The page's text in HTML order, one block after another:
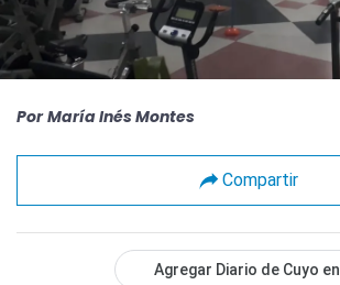
Por María Inés Montes
Compartir
Agregar Diario de Cuyo en